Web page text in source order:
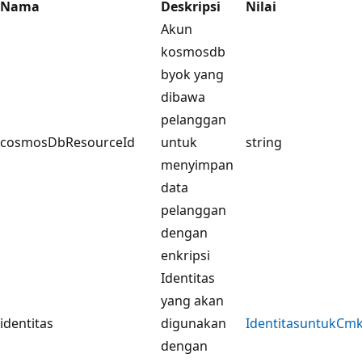
Nama Deskripsi Nilai
cosmosDbResourceId
Akun
kosmosdb
byok yang
dibawa
pelanggan
untuk
menyimpan
data
pelanggan
dengan
enkripsi
string
identitas
Identitas
yang akan
digunakan
dengan